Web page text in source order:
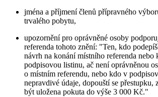
jména a příjmení členů přípravného
trvalého pobytu,
upozornění pro oprávněné osoby
referenda tohoto znění: "Ten, kdo
návrh na konání místního referenda nebo
podpisovou listinu, ač není oprávněnou
o místním referendu, nebo kdo v
nepravdivé údaje, dopouští se přestupku,
být uložena pokuta do výše 3 000 Kč."